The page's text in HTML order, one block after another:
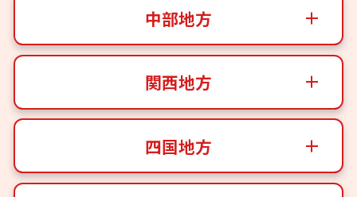
中部地方
関西地方
四国地方